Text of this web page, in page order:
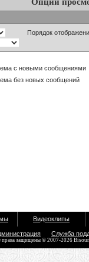
Порядок
с новыми сообщениями
без новых сообщений
Видеоклипы
Служба
права защищены © 2007-2026